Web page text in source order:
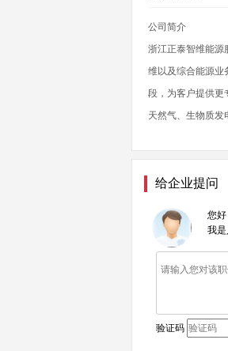
公司简介
浙江正泰智维能源
维以及综合能源业
段，为客户提供更
天然气、生物质发
给企业提问
您好
我是
验证码